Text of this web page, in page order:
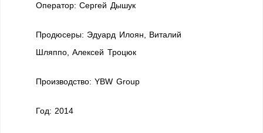
Оператор: Сергей Дышук
Продюсеры: Эдуард Илоян, Виталий
Шляппо, Алексей Троцюк
Производство: YBW Group
Год: 2014